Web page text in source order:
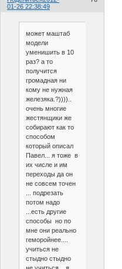
01-26 22:38:49
может маштаб
модели
уменишить в 10
раз? а то
получится
громадная ни
кому не нужная
железяка.?))))..
очень многие
жестянщики же
собирают как то
способом
который описал
Павел... я тоже в
их числе и им
переходы да он
не совсем точен
... подрезать
потом надо
...есть другие
способы но по
мне они реально
геморойнее....
учиться не
стыдно стыдно